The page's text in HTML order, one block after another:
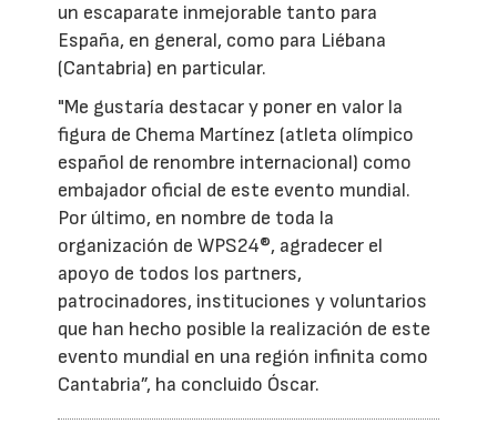
un escaparate inmejorable tanto para
España, en general, como para Liébana
(Cantabria) en particular.
"Me gustaría destacar y poner en valor la
figura de Chema Martínez (atleta olímpico
español de renombre internacional) como
embajador oficial de este evento mundial.
Por último, en nombre de toda la
organización de WPS24®, agradecer el
apoyo de todos los partners,
patrocinadores, instituciones y voluntarios
que han hecho posible la realización de este
evento mundial en una región infinita como
Cantabria”, ha concluido Óscar.